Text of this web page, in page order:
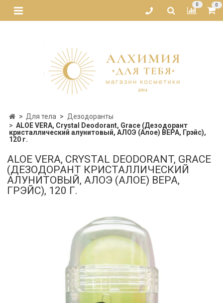
0 0
Для тела
Дезодоранты
ALOE VERA, Crystal Deodorant, Grace (Дезодорант
кристаллический алунитовый, АЛОЭ (Алое) ВЕРА, Грэйс),
120 г.
ALOE VERA, CRYSTAL DEODORANT, GRACE
(ДЕЗОДОРАНТ КРИСТАЛЛИЧЕСКИЙ
АЛУНИТОВЫЙ, АЛОЭ (АЛОЕ) ВЕРА,
ГРЭЙС), 120 Г.